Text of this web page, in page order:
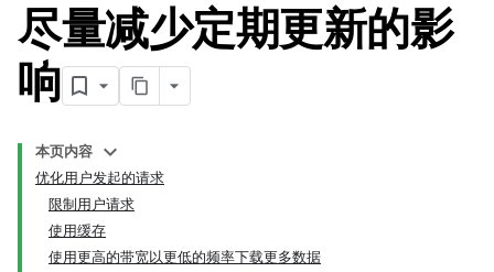
尽量减少定期更新的影
响
本页内容
优化用户发起的请求
限制用户请求
使用缓存
使用更高的带宽以更低的频率下载更多数据